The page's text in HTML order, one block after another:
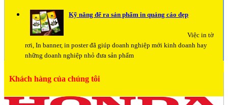
Kỹ năng để ra sản phẩm in quảng cáo đẹp
Việc in tờ
rơi, In banner, in poster đã giúp doanh nghiệp mới kinh doanh hay
những doanh nghiệp nhỏ đưa sản phẩm
Khách hàng của chúng tôi